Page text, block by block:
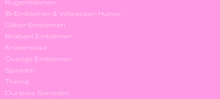
Rugemblemen
18+ Emblemen & Volwassen Humor
Glitter Emblemen
Brabant Emblemen
Kruikenstad
Overige Emblemen
Spelden
Thema
Durskes Sieraden